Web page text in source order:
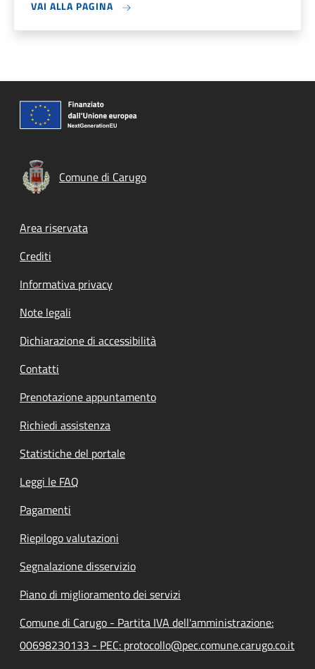
VAI ALLA PAGINA
Comune di Carugo
Footer menu
Area riservata
Crediti
Informativa privacy
Note legali
Dichiarazione di accessibilità
Contatti
Prenotazione appuntamento
Richiedi assistenza
Statistiche del portale
Leggi le FAQ
Pagamenti
Riepilogo valutazioni
Segnalazione disservizio
Piano di miglioramento dei servizi
Comune di Carugo - Partita IVA dell'amministrazione:
00698230133 - PEC: protocollo@pec.comune.carugo.co.it